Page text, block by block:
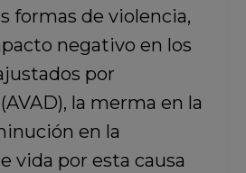
formas de violencia,
negativo en los
por
la merma en la
en la
vida por esta causa